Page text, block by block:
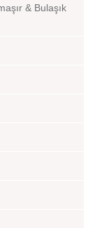
& Bulaşık